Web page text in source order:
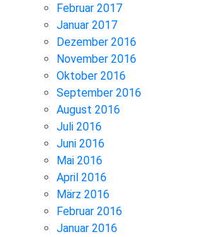
Februar 2017
Januar 2017
Dezember 2016
November 2016
Oktober 2016
September 2016
August 2016
Juli 2016
Juni 2016
Mai 2016
April 2016
März 2016
Februar 2016
Januar 2016